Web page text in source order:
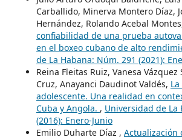
Carballido, Minerva Montero Díaz,
Hernández, Rolando Acebal
confiabilidad de una prueba
en el boxeo cubano de alto
de La Habana: Núm. 291 (2021):
Reina Fleitas Ruiz, Vanesa Vázquez
Cruz, Anayanci Daudinot Valdés,
adolescente. Una realidad en
Cuba y Angola. , Universidad de La
(2016): Enero-Junio
Emilio Duharte Díaz , Actualización